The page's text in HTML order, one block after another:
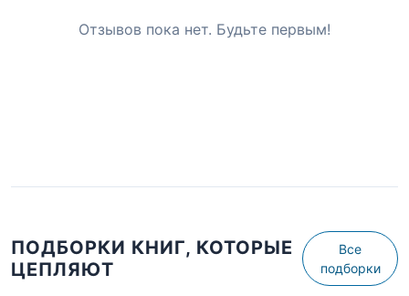
Отзывов пока нет. Будьте первым!
ПОДБОРКИ КНИГ, КОТОРЫЕ
ЦЕПЛЯЮТ
Все
подборки